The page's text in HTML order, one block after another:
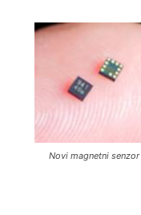
Novi magnetni senzor